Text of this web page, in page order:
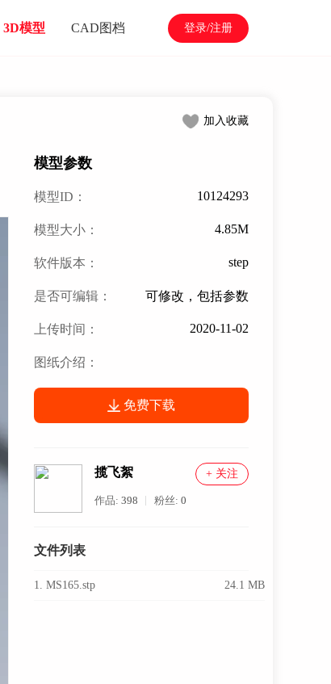
3D模型 CAD图档 登录/注册
加入收藏
模型参数
模型ID： 10124293
模型大小： 4.85M
软件版本： step
是否可编辑： 可修改，包括参数
上传时间： 2020-11-02
图纸介绍：
免费下载
揽飞絮
作品:398 粉丝:0
+ 关注
文件列表
1. MS165.stp 24.1 MB